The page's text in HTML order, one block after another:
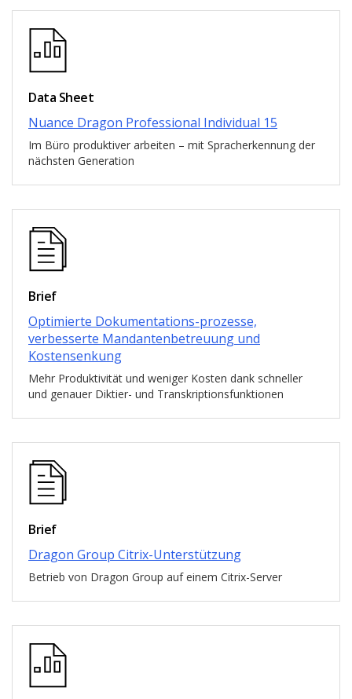
Data Sheet
Nuance Dragon Professional Individual 15
Im Büro produktiver arbeiten – mit Spracherkennung der
nächsten Generation
Brief
Optimierte Dokumentations-prozesse,
verbesserte Mandantenbetreuung und
Kostensenkung
Mehr Produktivität und weniger Kosten dank schneller
und genauer Diktier- und Transkriptionsfunktionen
Brief
Dragon Group Citrix-Unterstützung
Betrieb von Dragon Group auf einem Citrix-Server